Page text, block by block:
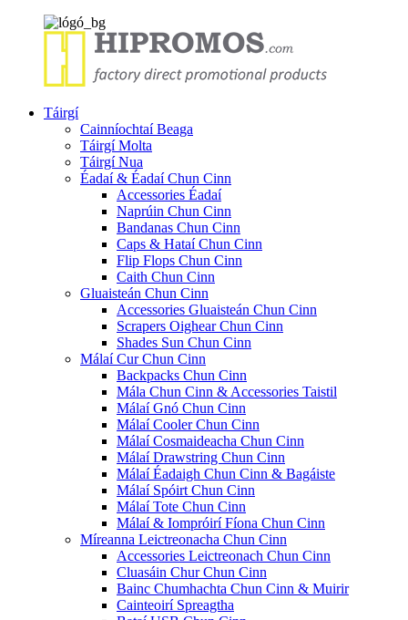
Táirgí
Cainníochtaí Beaga
Táirgí Molta
Táirgí Nua
Éadaí & Éadaí Chun Cinn
Accessories Éadaí
Naprúin Chun Cinn
Bandanas Chun Cinn
Caps & Hataí Chun Cinn
Flip Flops Chun Cinn
Caith Chun Cinn
Gluaisteán Chun Cinn
Accessories Gluaisteán Chun Cinn
Scrapers Oighear Chun Cinn
Shades Sun Chun Cinn
Málaí Cur Chun Cinn
Backpacks Chun Cinn
Mála Chun Cinn & Accessories Taistil
Málaí Gnó Chun Cinn
Málaí Cooler Chun Cinn
Málaí Cosmaideacha Chun Cinn
Málaí Drawstring Chun Cinn
Málaí Éadaigh Chun Cinn & Bagáiste
Málaí Spóirt Chun Cinn
Málaí Tote Chun Cinn
Málaí & Iompróirí Fíona Chun Cinn
Míreanna Leictreonacha Chun Cinn
Accessories Leictreonach Chun Cinn
Cluasáin Chur Chun Cinn
Bainc Chumhachta Chun Cinn & Muirir
Cainteoirí Spreagtha